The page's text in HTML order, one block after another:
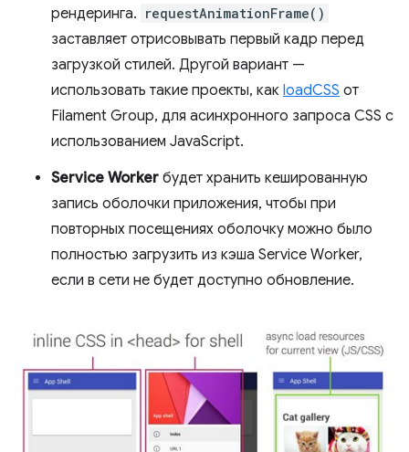
рендеринга. requestAnimationFrame()
заставляет отрисовывать первый кадр перед
загрузкой стилей. Другой вариант —
использовать такие проекты, как loadCSS от
Filament Group, для асинхронного запроса CSS с
использованием JavaScript.
Service Worker будет хранить кешированную
запись оболочки приложения, чтобы при
повторных посещениях оболочку можно было
полностью загрузить из кэша Service Worker,
если в сети не будет доступно обновление.